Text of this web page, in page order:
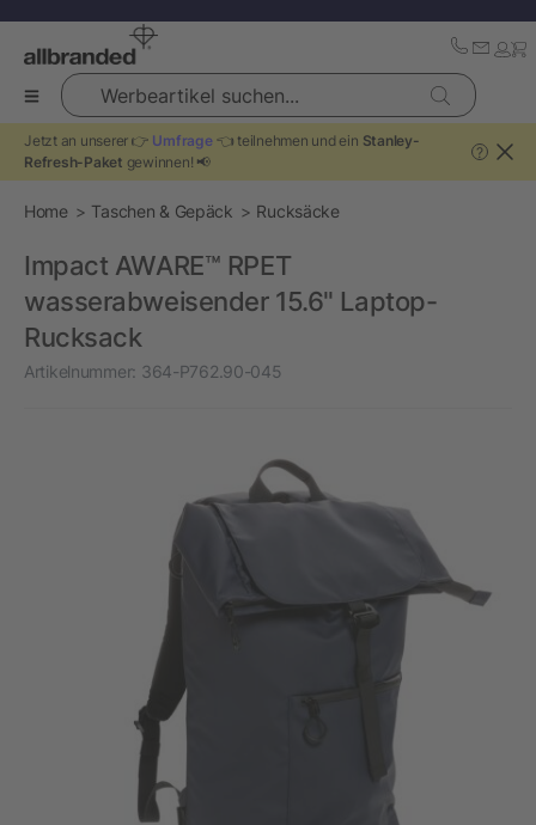
Werbeartikel suchen...
Jetzt an unserer 👉 Umfrage👈 teilnehmen und ein Stanley-
Refresh-Paket gewinnen! 📢
?
Home Taschen & Gepäck Rucksäcke
Impact AWARE™ RPET
wasserabweisender 15.6" Laptop-
Rucksack
Artikelnummer: 364-P762.90-045